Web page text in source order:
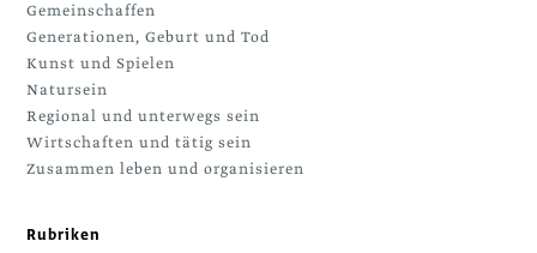
Gemeinschaffen
Generationen, Geburt und Tod
Kunst und Spielen
Natursein
Regional und unterwegs sein
Wirtschaften und tätig sein
Zusammen leben und organisieren
Rubriken